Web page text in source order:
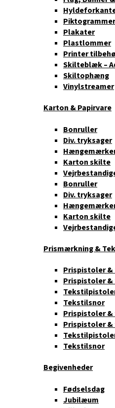
Piktogrammer
Plakater
Plastlommer
Printer
Skilteblæk –
Skiltophæng
Vinylstreamer
Karton & Papirvare
Bonruller
Div. tryksager
Karton skilte
Bonruller
Div. tryksager
Karton skilte
Prismærkning &
Prispistoler
Prispistoler
Tekstilsnor
Prispistoler
Prispistoler
Tekstilsnor
Begivenheder
Fødselsdag
Jubilæum